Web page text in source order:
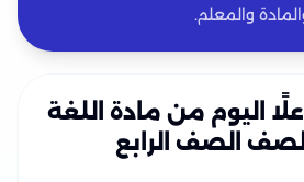
والمعلم.
اليوم من مادة اللغة
الصف الصف الرابع